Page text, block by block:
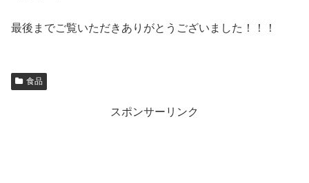
最後までご覧いただきありがとうございました！！！
食品
スポンサーリンク